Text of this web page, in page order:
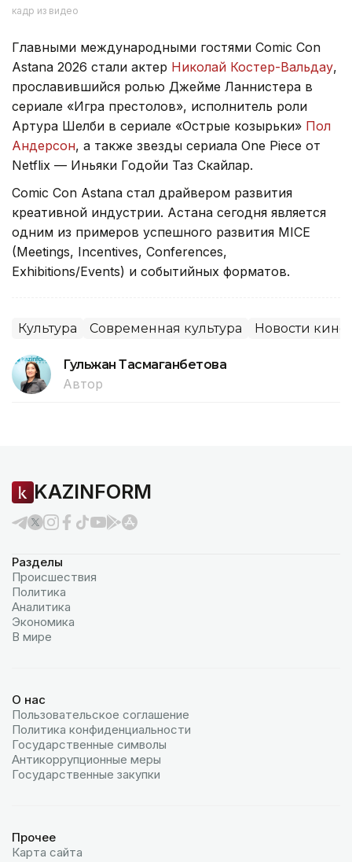
кадр из видео
Главными международными гостями Comic Con
Astana 2026 стали актер Николай Костер-Вальдау,
прославившийся ролью Джейме Ланнистера в
сериале «Игра престолов», исполнитель роли
Артура Шелби в сериале «Острые козырьки» Пол
Андерсон, а также звезды сериала One Piece от
Netflix — Иньяки Годойи Таз Скайлар.
Comic Con Astana стал драйвером развития
креативной индустрии. Астана сегодня является
одним из примеров успешного развития MICE
(Meetings, Incentives, Conferences,
Exhibitions/Events) и событийных форматов.
Культура Современная культура Новости кино
Гульжан Тасмаганбетова
Автор
KAZINFORM
Разделы
Происшествия
Политика
Аналитика
Экономика
В мире
О нас
Пользовательское соглашение
Политика конфиденциальности
Государственные символы
Антикоррупционные меры
Государственные закупки
Прочее
Карта сайта